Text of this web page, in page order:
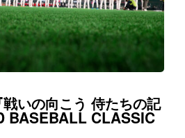
いの向こう 侍たちの記
BASEBALL CLASSIC